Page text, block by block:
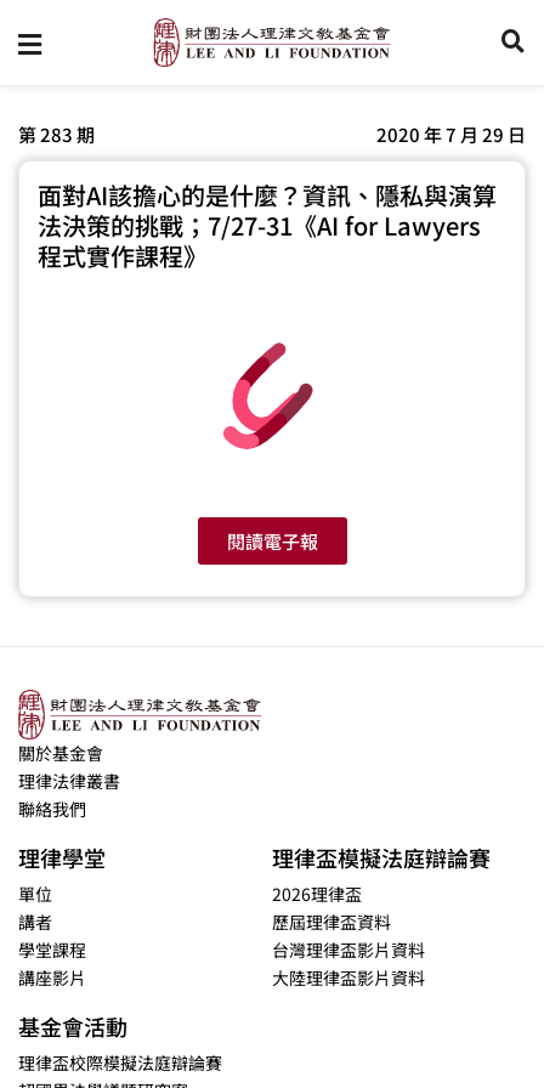
第 283 期 2020 年 7 月 29 日
面對AI該擔心的是什麼？資訊、隱私與演算
法決策的挑戰；7/27-31《AI for Lawyers
程式實作課程》
閱讀電子報
關於基金會
理律法律叢書
聯絡我們
理律學堂
單位
講者
學堂課程
講座影片
理律盃模擬法庭辯論賽
2026理律盃
歷屆理律盃資料
台灣理律盃影片資料
大陸理律盃影片資料
基金會活動
理律盃校際模擬法庭辯論賽